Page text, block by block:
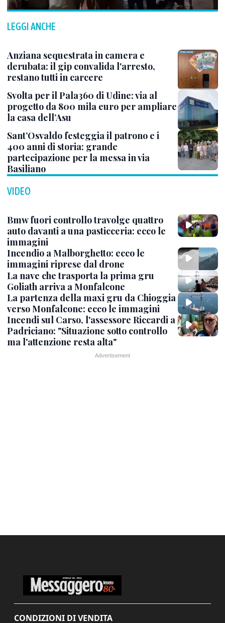
LEGGI ANCHE
Anziana sequestrata in camera e
derubata: il gip convalida l'arresto,
restano tutti in carcere
Svolta per il Pala360 di Udine: via al
progetto da 800 mila euro per ampliare
la casa dell’Asu
Sant’Osvaldo festeggia il patrono e i
400 anni di storia: grande
partecipazione per la messa in via
Basiliano
VIDEO
Bmw fuori controllo travolge quattro
auto davanti a una pasticceria: ecco le
immagini
Incendio a Malborghetto: ecco le
immagini riprese dal drone
La nave che trasporta la prima gru
Goliath arriva a Monfalcone
La partenza della maxi gru da Chioggia
verso Monfalcone: ecco le immagini
Incendi sul Carso, l'assessore Riccardi a
Padriciano: "Situazione sotto controllo
ma l'attenzione resta alta"
CONDIZIONI DI VENDITA